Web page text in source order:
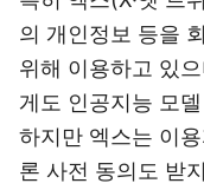
의 개인정보 등을
위해 이용하고 있
게도 인공지능 모
하지만 엑스는 이
론 사전 동의도 받